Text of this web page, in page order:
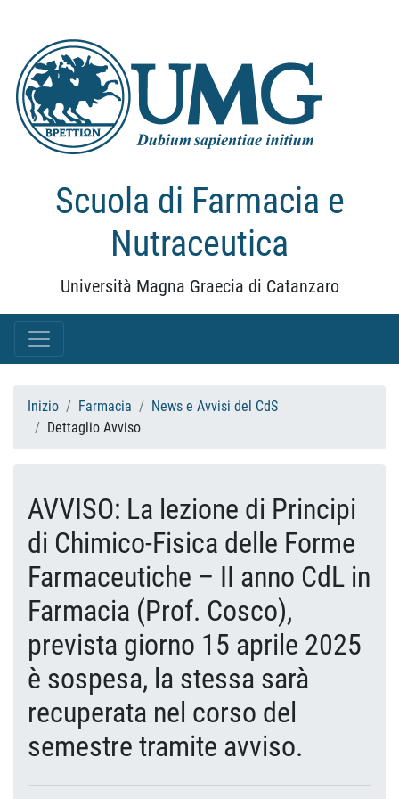
Scuola di Farmacia e
Nutraceutica
Università Magna Graecia di Catanzaro
Inizio Farmacia
News e Avvisi del CdS
Dettaglio Avviso
AVVISO: La lezione di Principi
di Chimico-Fisica delle Forme
Farmaceutiche – II anno CdL in
Farmacia (Prof. Cosco),
prevista giorno 15 aprile 2025
è sospesa, la stessa sarà
recuperata nel corso del
semestre tramite avviso.